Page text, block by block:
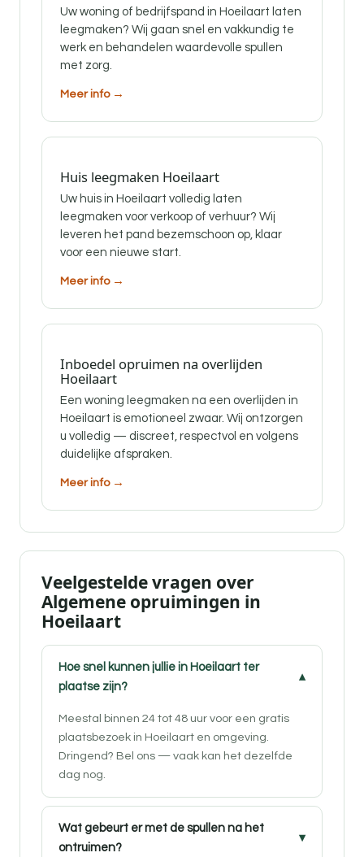
Uw woning of bedrijfspand in Hoeilaart laten
leegmaken? Wij gaan snel en vakkundig te
werk en behandelen waardevolle spullen
met zorg.
Meer info →
Huis leegmaken Hoeilaart
Uw huis in Hoeilaart volledig laten
leegmaken voor verkoop of verhuur? Wij
leveren het pand bezemschoon op, klaar
voor een nieuwe start.
Meer info →
Inboedel opruimen na overlijden
Hoeilaart
Een woning leegmaken na een overlijden in
Hoeilaart is emotioneel zwaar. Wij ontzorgen
u volledig — discreet, respectvol en volgens
duidelijke afspraken.
Meer info →
Veelgestelde vragen over
Algemene opruimingen in
Hoeilaart
Hoe snel kunnen jullie in Hoeilaart ter
plaatse zijn?
Meestal binnen 24 tot 48 uur voor een gratis
plaatsbezoek in Hoeilaart en omgeving.
Dringend? Bel ons — vaak kan het dezelfde
dag nog.
Wat gebeurt er met de spullen na het
ontruimen?